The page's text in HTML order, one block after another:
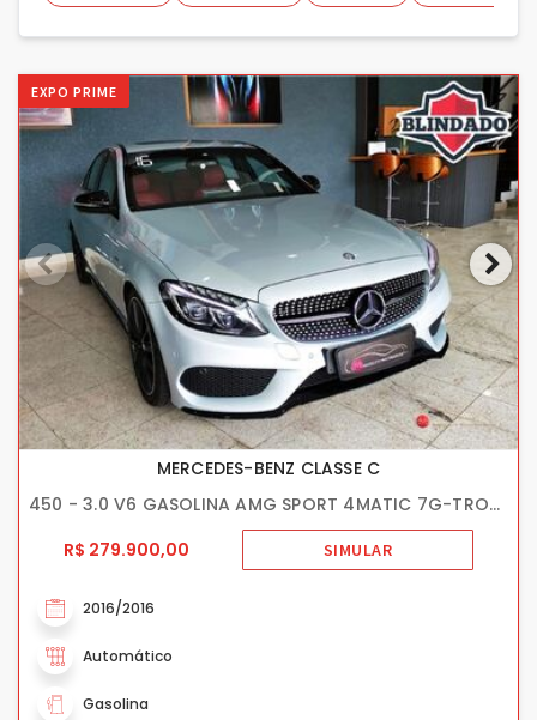
EXPO PRIME
MERCEDES-BENZ CLASSE C
450 - 3.0 V6 GASOLINA AMG SPORT 4MATIC 7G-TRONIC
R$ 279.900,00
SIMULAR
2016/2016
Automático
Gasolina